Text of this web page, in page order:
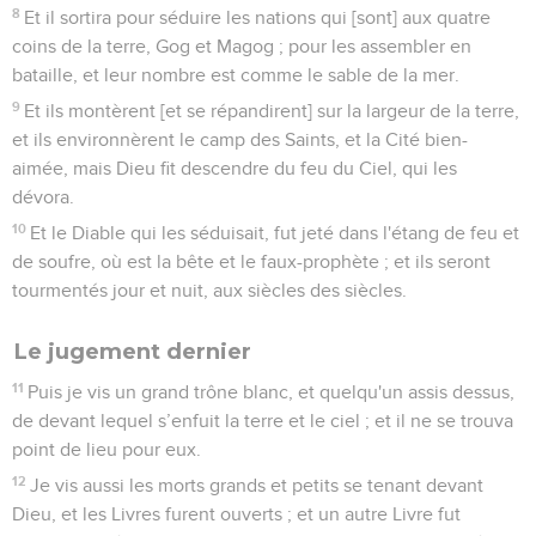
8 Et il sortira pour séduire les nations qui [sont] aux quatre
coins de la terre, Gog et Magog ; pour les assembler en
bataille, et leur nombre est comme le sable de la mer.
9 Et ils montèrent [et se répandirent] sur la largeur de la terre,
et ils environnèrent le camp des Saints, et la Cité bien-
aimée, mais Dieu fit descendre du feu du Ciel, qui les
dévora.
10 Et le Diable qui les séduisait, fut jeté dans l'étang de feu et
de soufre, où est la bête et le faux-prophète ; et ils seront
tourmentés jour et nuit, aux siècles des siècles.
Le jugement dernier
11 Puis je vis un grand trône blanc, et quelqu'un assis dessus,
de devant lequel s’enfuit la terre et le ciel ; et il ne se trouva
point de lieu pour eux.
12 Je vis aussi les morts grands et petits se tenant devant
Dieu, et les Livres furent ouverts ; et un autre Livre fut